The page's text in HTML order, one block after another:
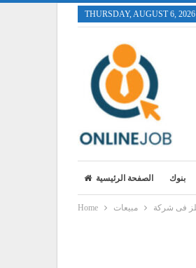
THURSDAY, AUGUST 6, 2026
الصفحة الرئيسية بنوك
Home مبيعات